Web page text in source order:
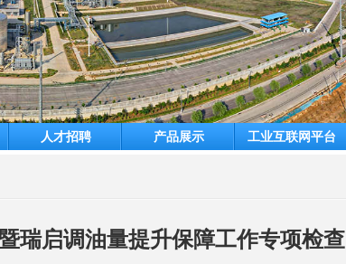
人才招聘 产品展示 工业互联网平台
瑞启调油量提升保障工作专项检查